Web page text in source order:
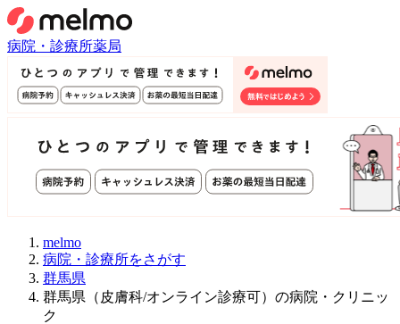
病院・診療所薬局
melmo
病院・診療所をさがす
群馬県
群馬県（皮膚科/オンライン診療可）の病院・クリニッ
ク